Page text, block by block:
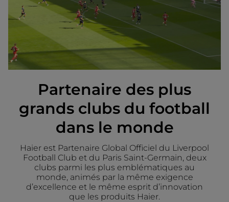
Partenaire des plus
grands clubs du football
dans le monde
Haier est Partenaire Global Officiel du Liverpool
Football Club et du Paris Saint-Germain, deux
clubs parmi les plus emblématiques au
monde, animés par la même exigence
d’excellence et le même esprit d’innovation
que les produits Haier.